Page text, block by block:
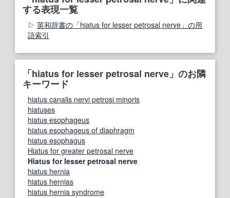
する表現一覧
英和辞書の「hiatus for lesser petrosal nerve」の用
語索引
「hiatus for lesser petrosal nerve」のお隣
キーワード
hiatus canalis nervi petrosi minoris
hiatuses
hiatus esophageus
hiatus esophageus of diaphragm
hiatus esophagus
Hiatus for greater petrosal nerve
Hiatus for lesser petrosal nerve
hiatus hernia
hiatus hernias
hiatus hernia syndrome